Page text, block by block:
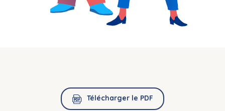
Télécharger le PDF